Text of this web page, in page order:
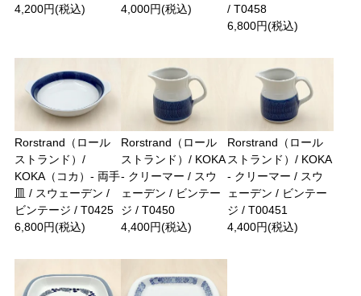
4,200円(税込)
4,000円(税込)
/ T0458
6,800円(税込)
Rorstrand（ロール
ストランド）/
KOKA（コカ）- 両手
皿 / スウェーデン /
ビンテージ / T0425
6,800円(税込)
Rorstrand（ロール
ストランド）/ KOKA
- クリーマー / スウ
ェーデン / ビンテー
ジ / T0450
4,400円(税込)
Rorstrand（ロール
ストランド）/ KOKA
- クリーマー / スウ
ェーデン / ビンテー
ジ / T00451
4,400円(税込)